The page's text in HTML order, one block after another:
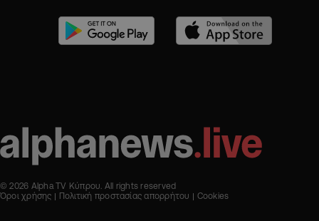
© 2026 Alpha TV Κύπρου. All rights reserved
Όροι χρήσης
Πολιτική προστασίας απορρήτου Cookies